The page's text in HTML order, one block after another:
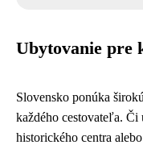
Ubytovanie pre
Slovensko ponúka
každého cestovateľa.
historického centra